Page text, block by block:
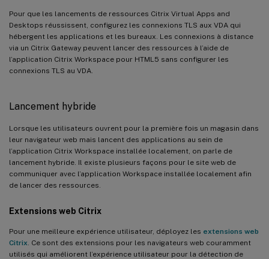
Pour que les lancements de ressources Citrix Virtual Apps and
Desktops réussissent, configurez les connexions TLS aux VDA qui
hébergent les applications et les bureaux. Les connexions à distance
via un Citrix Gateway peuvent lancer des ressources à l’aide de
l’application Citrix Workspace pour HTML5 sans configurer les
connexions TLS au VDA.
Lancement hybride
Lorsque les utilisateurs ouvrent pour la première fois un magasin dans
leur navigateur web mais lancent des applications au sein de
l’application Citrix Workspace installée localement, on parle de
lancement hybride. Il existe plusieurs façons pour le site web de
communiquer avec l’application Workspace installée localement afin
de lancer des ressources.
Extensions web Citrix
Pour une meilleure expérience utilisateur, déployez les extensions web
Citrix . Ce sont des extensions pour les navigateurs web couramment
utilisés qui améliorent l’expérience utilisateur pour la détection de